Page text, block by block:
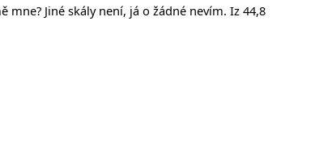
Jiné skály není, já o žádné nevím. Iz 44,8